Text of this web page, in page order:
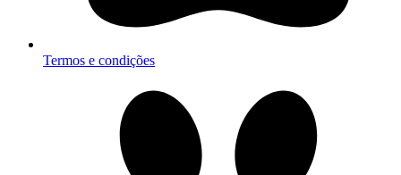
Termos e condições